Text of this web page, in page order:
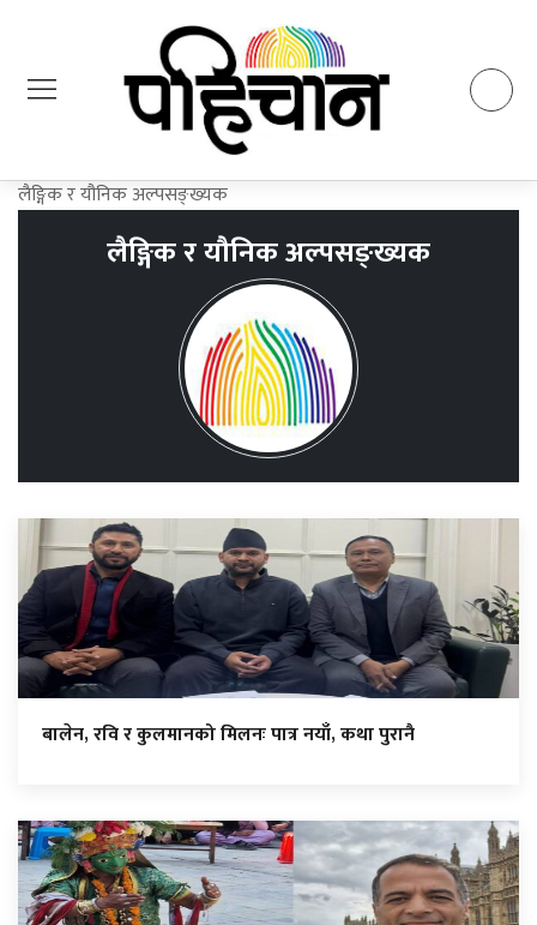
लैङ्गिक र यौनिक अल्पसङ्ख्यक
लैङ्गिक र यौनिक अल्पसङ्ख्यक
बालेन, रवि र कुलमानको मिलनः पात्र नयाँ, कथा पुरानै